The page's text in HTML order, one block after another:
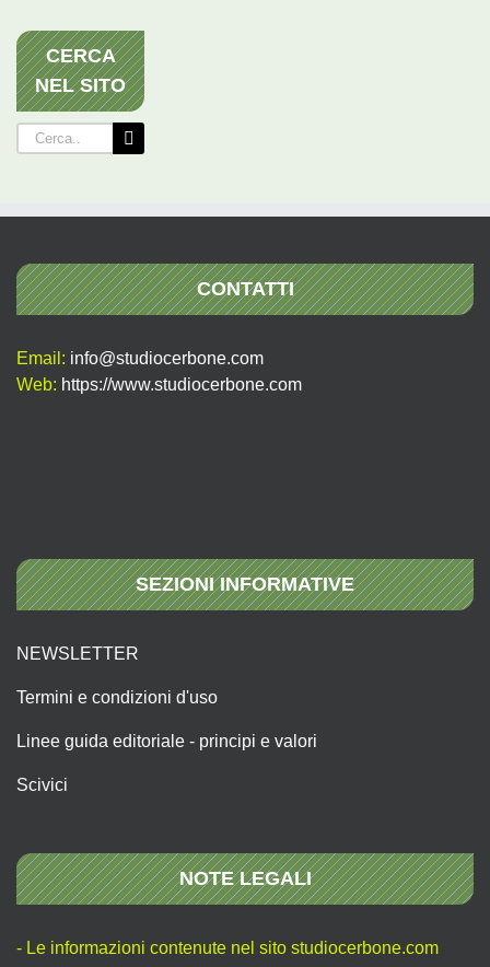
CERCA
NEL SITO
Cerca
per:
CONTATTI
Email: info@studiocerbone.com
Web: https://www.studiocerbone.com
SEZIONI INFORMATIVE
NEWSLETTER
Termini e condizioni d'uso
Linee guida editoriale - principi e valori
Scivici
NOTE LEGALI
- Le informazioni contenute nel sito studiocerbone.com